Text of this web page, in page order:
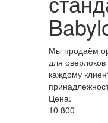
Мы продаём
для
каждому
Цена:
10 800